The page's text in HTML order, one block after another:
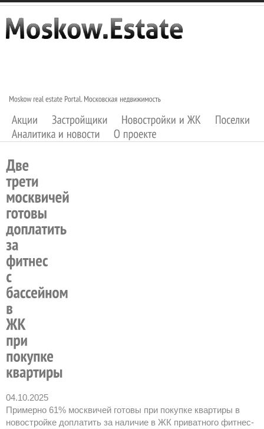
04.10.2025
Примерно 61% москвичей готовы при покупке квартиры в
новостройке доплатить за наличие в ЖК приватного фитнес-